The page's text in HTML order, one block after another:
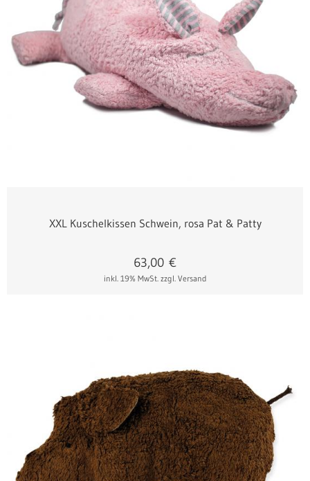
XXL Kuschelkissen Schwein, rosa Pat & Patty
inkl. 19% MwSt. zzgl. Versand
63,00 €